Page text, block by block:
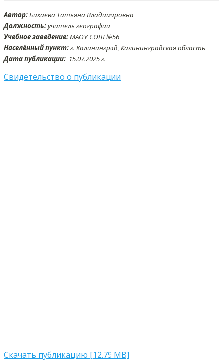
Автор:Бикаева Татьяна Владимировна
Должность:учитель географии
Учебное заведение:МАОУ СОШ №56
Населённый пункт:г. Калининград, Калининградская область
Дата публикации: 15.07.2025 г.
Свидетельство о публикации
Скачать публикацию [12.79 MB]